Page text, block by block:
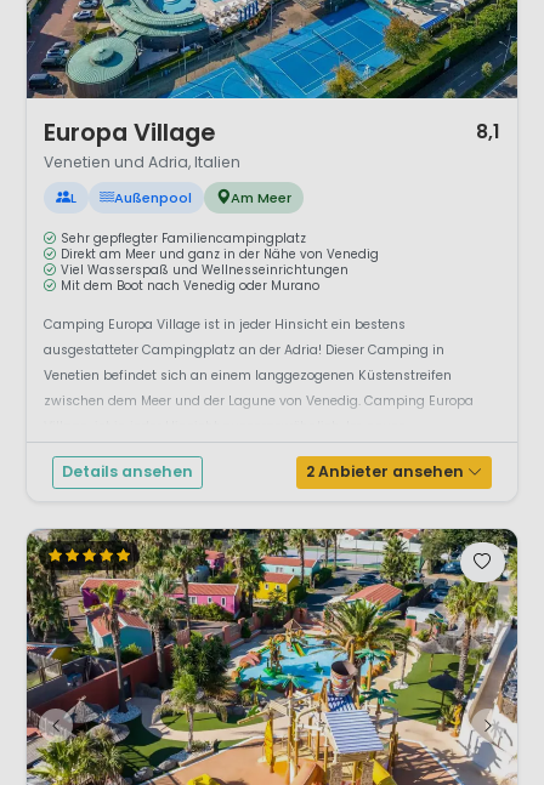
Europa Village 8,1
Venetien und Adria, Italien
L Außenpool Am Meer
Sehr gepflegter Familiencampingplatz
Direkt am Meer und ganz in der Nähe von Venedig
Viel Wasserspaß und Wellnesseinrichtungen
Mit dem Boot nach Venedig oder Murano
Camping Europa Village ist in jeder Hinsicht ein bestens
ausgestatteter Campingplatz an der Adria! Dieser Camping in
Venetien befindet sich an einem langgezogenen Küstenstreifen
zwischen dem Meer und der Lagune von Venedig. Camping Europa
Schwimmbad können Sie sich herrli...
Details ansehen 2 Anbieter ansehen